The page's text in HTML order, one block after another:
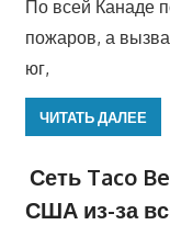
По всей Канаде
пожаров, а
юг,
ЧИТАТЬ ДАЛЕЕ
Сеть Taco
США из-за